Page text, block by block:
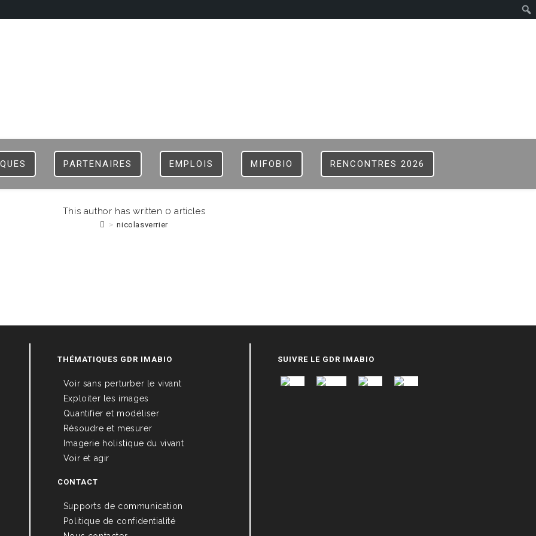
PARTENAIRES EMPLOIS MIFOBIO RENCONTRES 2026
This author has written 0 articles
> nicolasverrier
THÉMATIQUES GDR IMABIO
Voir sans perturber le vivant
Exploiter les images
Quantifier et modéliser
Résoudre et mesurer
Imagerie holistique du vivant
Voir et agir
CONTACT
Supports de communication
Politique de confidentialité
SUIVRE LE GDR IMABIO